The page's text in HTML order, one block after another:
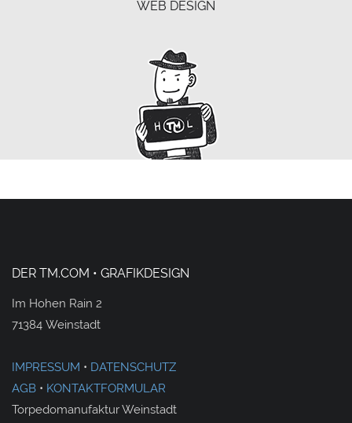
WEB DESIGN
DER TM.COM • GRAFIKDESIGN
Im Hohen Rain 2
71384 Weinstadt
IMPRESSUM • DATENSCHUTZ
AGB • KONTAKTFORMULAR
Torpedomanufaktur Weinstadt